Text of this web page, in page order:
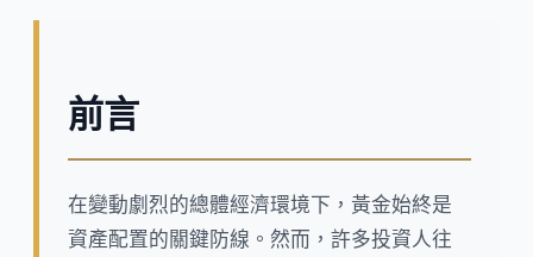
前言
在變動劇烈的總體經濟環境下，黃金始終是
資產配置的關鍵防線。然而，許多投資人往